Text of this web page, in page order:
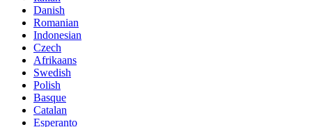
Danish
Romanian
Indonesian
Czech
Afrikaans
Swedish
Polish
Basque
Catalan
Esperanto